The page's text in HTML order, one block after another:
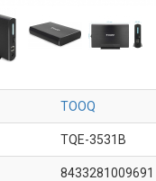
TOOQ
TQE-3531B
8433281009691